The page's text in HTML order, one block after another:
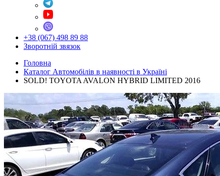
+38 (067) 498 89 88
Зворотній звязок
Головна
Каталог Автомобілів в наявності в Україні
SOLD! TOYOTA AVALON HYBRID LIMITED 2016